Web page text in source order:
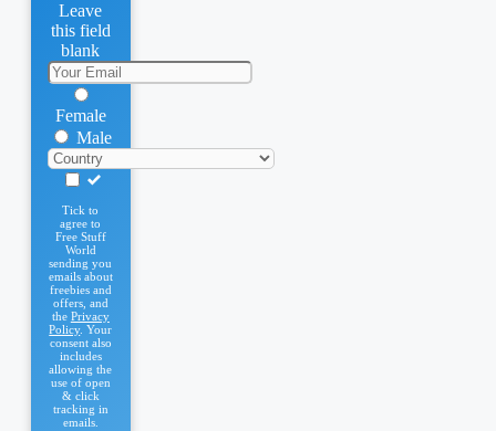
Leave
this field
blank
Female
Male
Tick to
agree to
Free Stuff
World
sending you
emails about
freebies and
offers, and
the Privacy
Policy. Your
consent also
includes
allowing the
use of open
& click
tracking in
emails.